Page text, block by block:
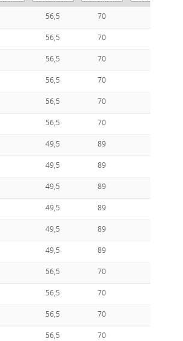
56,5 70
56,5 70
56,5 70
56,5 70
56,5 70
56,5 70
49,5 89
49,5 89
49,5 89
49,5 89
49,5 89
49,5 89
56,5 70
56,5 70
56,5 70
56,5 70